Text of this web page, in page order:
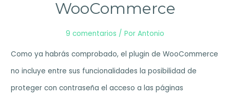
WooCommerce
9 comentarios / Por Antonio
Como ya habrás comprobado, el plugin de WooCommerce
no incluye entre sus funcionalidades la posibilidad de
proteger con contraseña el acceso a las páginas